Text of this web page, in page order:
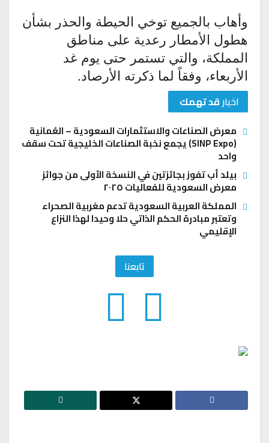
وأهاب بالجميع توخي الحيطة والحذر بشأن
هطول الأمطار رعدية على مناطق
المملكة، والتي تستمر حتى يوم غد
الأربعاء، وفقاً لما ذكرته الأرصاد.
اخبارقد تهمك
معرض الصناعات والاستثمارات السعودية – العُمانية
(SINP Expo) يجمع نخبة الصناعات الخليجية تحت سقف
واحد
بيلد أب تفوز بجائزتين في النسخة الأولى من جوائز
معرض السعودية للفعاليات ٢٠٢٥
المملكة العربية السعودية تدعم مغربية الصحراء
وتعتبر مبادرة الحكم الذاتي حلا وحيدا لهذا النزاع
الإقليمي
تابعنا